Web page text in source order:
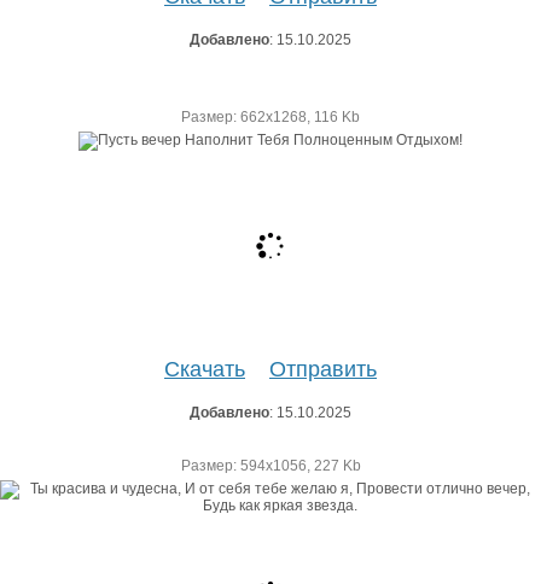
Добавлено: 15.10.2025
Размер: 662х1268, 116 Kb
Скачать Отправить
Добавлено: 15.10.2025
Размер: 594х1056, 227 Kb